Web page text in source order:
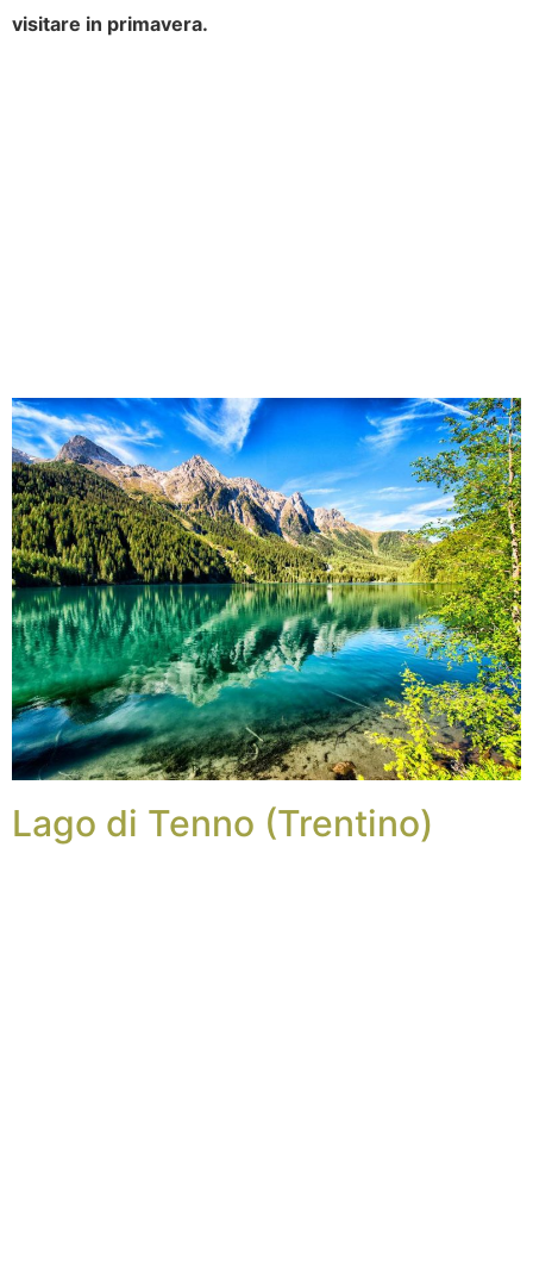
visitare in primavera.
Lago di Tenno (Trentino)